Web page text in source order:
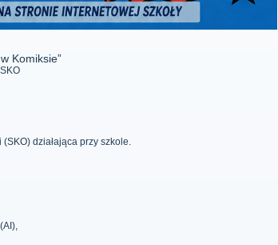
Komiksie”
działająca przy szkole.